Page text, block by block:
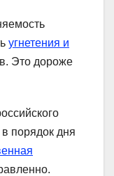
угнетения и
Это дороже
порядок дня